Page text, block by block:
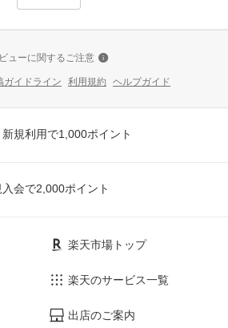
ューに関するご注意
ガイドライン 利用規約 ヘルプガイド
規利用で1,000ポイント
会で2,000ポイント
楽天市場トップ
楽天のサービス一覧
出店のご案内